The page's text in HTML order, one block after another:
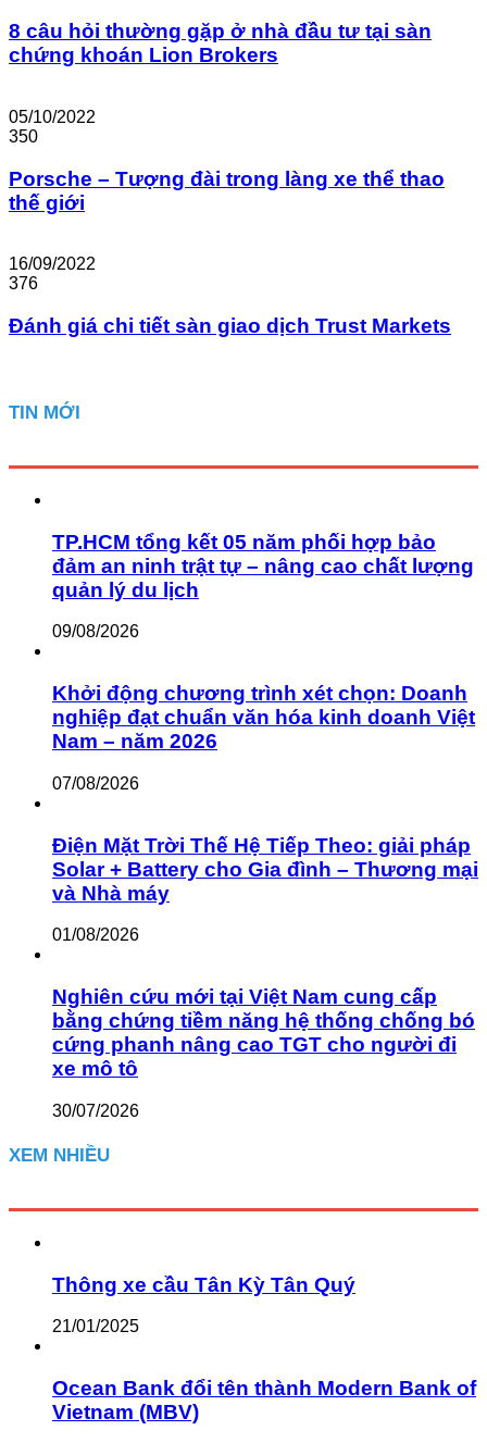
8 câu hỏi thường gặp ở nhà đầu tư tại sàn
chứng khoán Lion Brokers
05/10/2022
350
Porsche – Tượng đài trong làng xe thể thao
thế giới
16/09/2022
376
Đánh giá chi tiết sàn giao dịch Trust Markets
TIN MỚI
TP.HCM tổng kết 05 năm phối hợp bảo
đảm an ninh trật tự – nâng cao chất lượng
quản lý du lịch
09/08/2026
Khởi động chương trình xét chọn: Doanh
nghiệp đạt chuẩn văn hóa kinh doanh Việt
Nam – năm 2026
07/08/2026
Điện Mặt Trời Thế Hệ Tiếp Theo: giải pháp
Solar + Battery cho Gia đình – Thương mại
và Nhà máy
01/08/2026
Nghiên cứu mới tại Việt Nam cung cấp
bằng chứng tiềm năng hệ thống chống bó
cứng phanh nâng cao TGT cho người đi
xe mô tô
30/07/2026
XEM NHIỀU
Thông xe cầu Tân Kỳ Tân Quý
21/01/2025
Ocean Bank đổi tên thành Modern Bank of
Vietnam (MBV)